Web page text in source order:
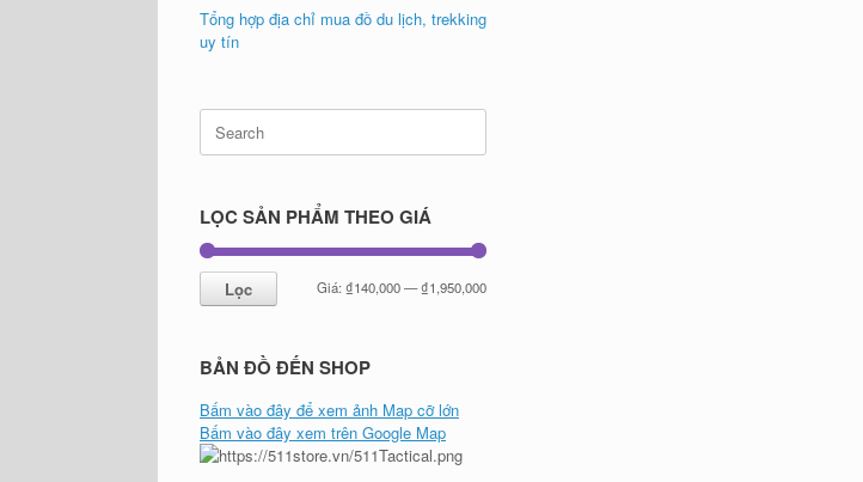
Tổng hợp địa chỉ mua đồ du lịch, trekking
uy tín
Search
for:
LỌC SẢN PHẨM THEO GIÁ
Giá
Giá
Lọc Giá:₫140,000—₫1,950,000
BẢN ĐỒ ĐẾN SHOP
Bấm vào đây để xem ảnh Map cỡ lớn
Bấm vào đây xem trên Google Map